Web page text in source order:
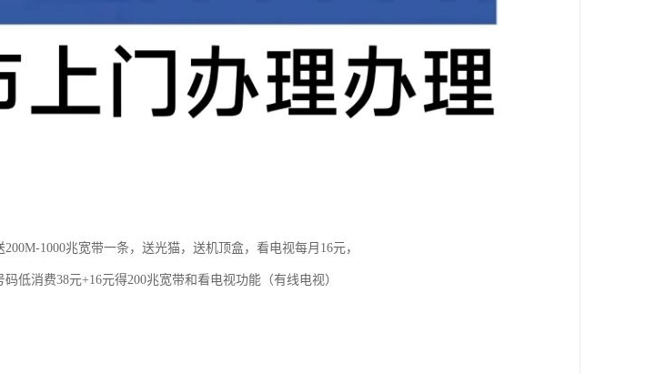
1000兆宽带一条，送光猫，送机顶盒，看电视每月16元，
低消费38元+16元得200兆宽带和看电视功能（有线电视）